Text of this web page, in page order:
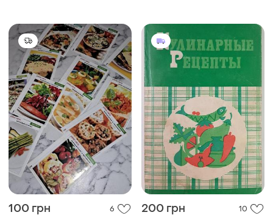
150 грн
Кулинарные рецепты: из
"книги о вкусной и
здоровой пище".
составитель л.и.воробьева
150 грн 7
180 грн -17%
Книга. лучшие кулинарные
рецепты.